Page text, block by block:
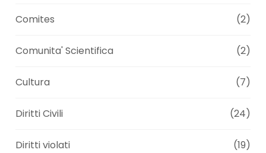
Comites (2)
Comunita' Scientifica (2)
Cultura (7)
Diritti Civili (24)
Diritti violati (19)